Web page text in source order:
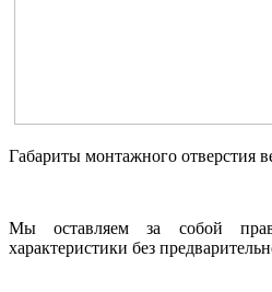
Габариты монтажного отверстия
Мы оставляем за собой
характеристики без